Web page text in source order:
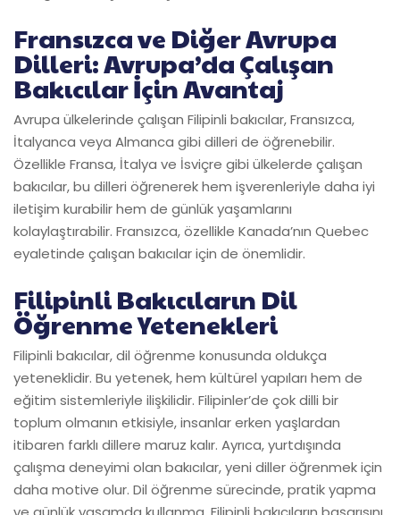
Fransızca ve Diğer Avrupa
Dilleri: Avrupa’da Çalışan
Bakıcılar İçin Avantaj
Avrupa ülkelerinde çalışan Filipinli bakıcılar, Fransızca,
İtalyanca veya Almanca gibi dilleri de öğrenebilir.
Özellikle Fransa, İtalya ve İsviçre gibi ülkelerde çalışan
bakıcılar, bu dilleri öğrenerek hem işverenleriyle daha iyi
iletişim kurabilir hem de günlük yaşamlarını
kolaylaştırabilir. Fransızca, özellikle Kanada’nın Quebec
eyaletinde çalışan bakıcılar için de önemlidir.
Filipinli Bakıcıların Dil
Öğrenme Yetenekleri
Filipinli bakıcılar, dil öğrenme konusunda oldukça
yeteneklidir. Bu yetenek, hem kültürel yapıları hem de
eğitim sistemleriyle ilişkilidir. Filipinler’de çok dilli bir
toplum olmanın etkisiyle, insanlar erken yaşlardan
itibaren farklı dillere maruz kalır. Ayrıca, yurtdışında
çalışma deneyimi olan bakıcılar, yeni diller öğrenmek için
daha motive olur. Dil öğrenme sürecinde, pratik yapma